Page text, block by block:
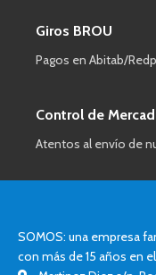
Giros BROU
Pagos en Abitab/
Control de
Atentos al envío de
SOMOS: una empresa
con más de 15 años en